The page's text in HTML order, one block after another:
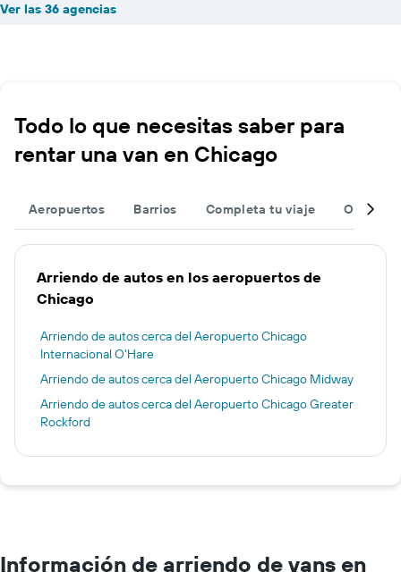
Ver las 36 agencias
Todo lo que necesitas saber para
rentar una van en Chicago
Aeropuertos Barrios Completa tu viaje Otros
Arriendo de autos en los aeropuertos de
Chicago
Arriendo de autos cerca del Aeropuerto Chicago
Internacional O'Hare
Arriendo de autos cerca del Aeropuerto Chicago Midway
Arriendo de autos cerca del Aeropuerto Chicago Greater
Rockford
Información de arriendo de vans en